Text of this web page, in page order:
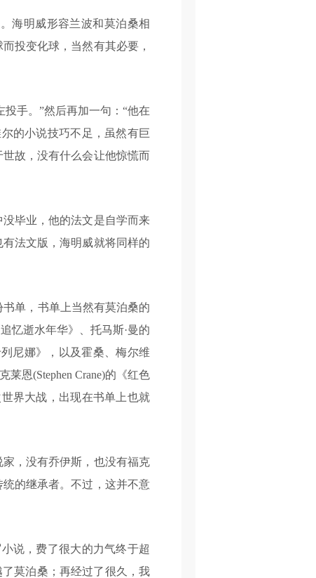
明威形容兰波和莫泊桑相
投变化球，当然有其必要，
手。”然后再加一句：“他在
的小说技巧不足，虽然有巨
故，没有什么会让他惊慌而
毕业，他的法文是自学而来
法文版，海明威就将同样的
单，书单上当然有莫泊桑的
忆逝水年华》、托马斯·曼的
尼娜》，以及霍桑、梅尔维
恩(Stephen Crane)的《红色
世界大战，出现在书单上也就
，没有乔伊斯，也没有福克
的继承者。不过，这并不意
说，费了很大的力气终于超
莫泊桑；再经过了很久，我